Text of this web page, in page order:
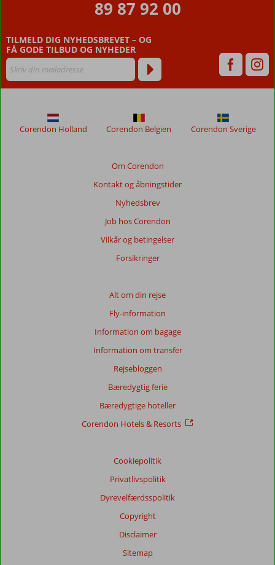
89 87 92 00
TILMELD DIG NYHEDSBREVET – OG
FÅ GODE TILBUD OG NYHEDER
Om Corendon
Kontakt og åbningstider
Nyhedsbrev
Job hos Corendon
Vilkår og betingelser
Forsikringer
Alt om din rejse
Fly-information
Information om bagage
Information om transfer
Rejsebloggen
Bæredygtig ferie
Bæredygtige hoteller
Corendon Hotels & Resorts
Cookiepolitik
Privatlivspolitik
Dyrevelfærdsspolitik
Copyright
Disclaimer
Sitemap
Corendon Holland Corendon Belgien Corendon Sverige